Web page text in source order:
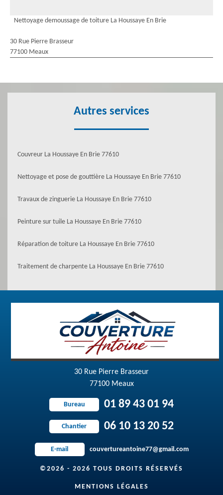
Nettoyage demoussage de toiture La Houssaye En Brie
30 Rue Pierre Brasseur
77100 Meaux
Autres services
Couvreur La Houssaye En Brie 77610
Nettoyage et pose de gouttière La Houssaye En Brie 77610
Travaux de zinguerie La Houssaye En Brie 77610
Peinture sur tuile La Houssaye En Brie 77610
Réparation de toiture La Houssaye En Brie 77610
Traitement de charpente La Houssaye En Brie 77610
30 Rue Pierre Brasseur
77100 Meaux
Bureau 01 89 43 01 94
Chantier 06 10 13 20 52
E-mail couvertureantoine77@gmail.com
©2026 - 2026 TOUS DROITS RÉSERVÉS
MENTIONS LÉGALES